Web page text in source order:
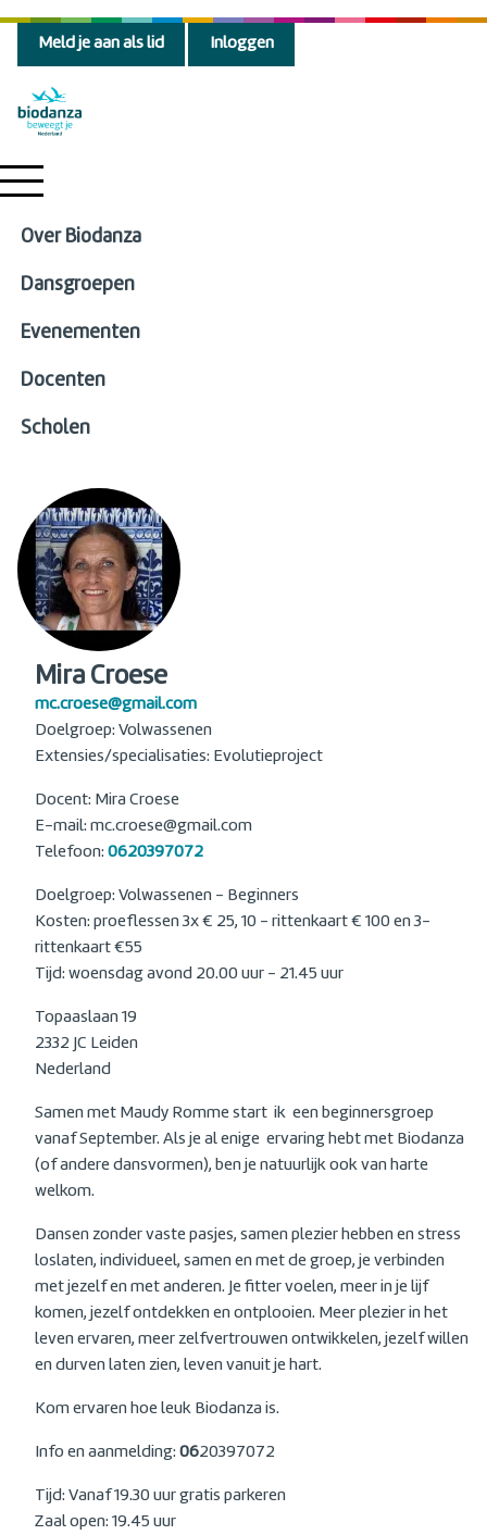
Meld je aan als lid Inloggen
Over Biodanza
Dansgroepen
Evenementen
Docenten
Scholen
Mira Croese
mc.croese@gmail.com
Doelgroep: Volwassenen
Extensies/specialisaties: Evolutieproject
Docent: Mira Croese
E-mail: mc.croese@gmail.com
Telefoon: 0620397072
Doelgroep: Volwassenen - Beginners
Kosten: proeflessen 3x € 25, 10 - rittenkaart € 100 en 3-
rittenkaart €55
Tijd: woensdag avond 20.00 uur - 21.45 uur
Topaaslaan 19
2332 JC Leiden
Nederland
Samen met Maudy Romme start ik een beginnersgroep
vanaf September. Als je al enige ervaring hebt met Biodanza
(of andere dansvormen), ben je natuurlijk ook van harte
welkom.
Dansen zonder vaste pasjes, samen plezier hebben en stress
loslaten, individueel, samen en met de groep, je verbinden
met jezelf en met anderen. Je fitter voelen, meer in je lijf
komen, jezelf ontdekken en ontplooien. Meer plezier in het
leven ervaren, meer zelfvertrouwen ontwikkelen, jezelf willen
en durven laten zien, leven vanuit je hart.
Kom ervaren hoe leuk Biodanza is.
Info en aanmelding: 0620397072
Tijd: Vanaf 19.30 uur gratis parkeren
Zaal open: 19.45 uur